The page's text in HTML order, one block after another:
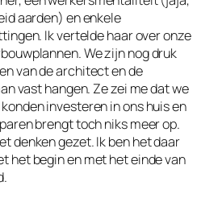
aarden) en enkele
Ik vertelde haar over onze
We zijn nog druk
van de architect en de
vast hangen. Ze zei me dat we
investeren in ons huis en
brengt toch niks meer op.
denken gezet. Ik ben het daar
het begin en met het einde van